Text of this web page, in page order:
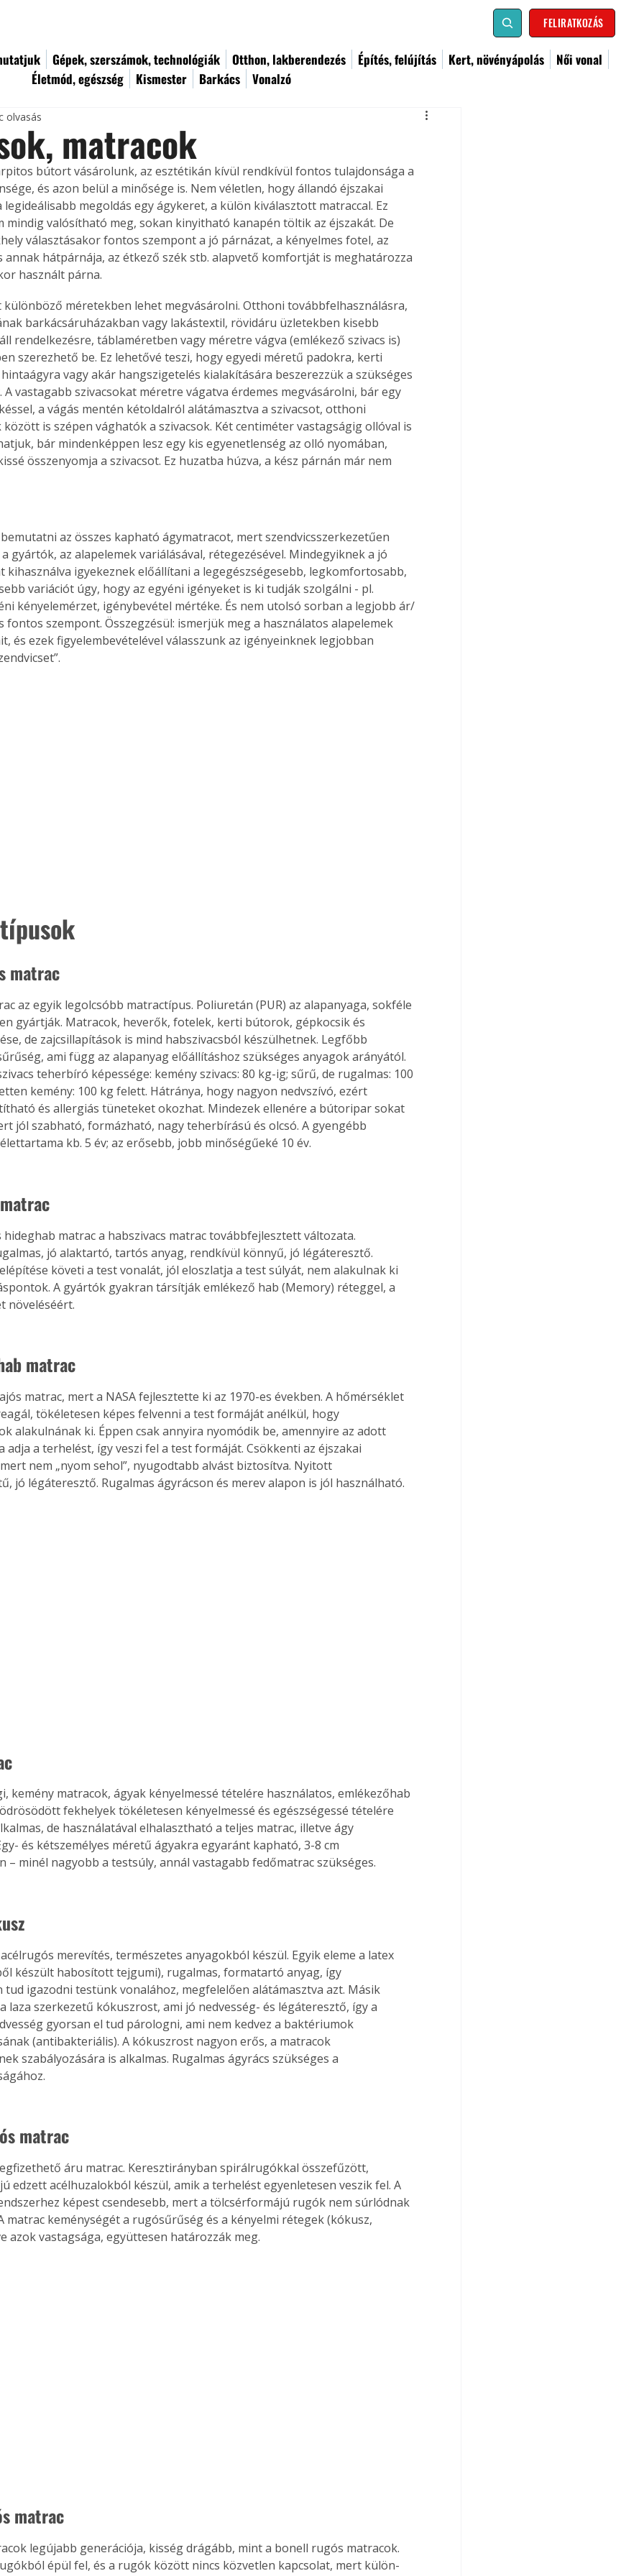
FELIRATKOZÁS
Gépek, szerszámok, technológiák Otthon, lakberendezés Építés, felújítás Kert, növényápolás
Női vonal
Életmód, egészség
Kismester Barkács Vonalzó
Old
új,
egyedi
Együtt jobban megéri!
könyvek tetszőleges
párosítással kedvezményes
áron, 0 Ft postaköltséggel
megrendelhetők!
Gyógyító növények: a
természet kincsei az
matracok
olvasás
bútort vásárolunk, az esztétikán kívül rendkívül fontos tulajdonsága a
és azon belül a minősége is. Nem véletlen, hogy állandó éjszakai
legideálisabb megoldás egy ágykeret, a külön kiválasztott matraccal. Ez
mindig valósítható meg, sokan kinyitható kanapén töltik az éjszakát. De
választásakor fontos szempont a jó párnázat, a kényelmes fotel, az
annak hátpárnája, az étkező szék stb. alapvető komfortját is meghatározza
használt párna.
különböző méretekben lehet megvásárolni. Otthoni továbbfelhasználásra,
barkácsáruházakban vagy lakástextil, rövidáru üzletekben kisebb
rendelkezésre, táblaméretben vagy méretre vágva (emlékező szivacs is)
szerezhető be. Ez lehetővé teszi, hogy egyedi méretű padokra, kerti
vagy akár hangszigetelés kialakítására beszerezzük a szükséges
A vastagabb szivacsokat méretre vágatva érdemes megvásárolni, bár egy
a vágás mentén kétoldalról alátámasztva a szivacsot, otthoni
is szépen vághatók a szivacsok. Két centiméter vastagságig ollóval is
bár mindenképpen lesz egy kis egyenetlenség az olló nyomában,
összenyomja a szivacsot. Ez huzatba húzva, a kész párnán már nem
az összes kapható ágymatracot, mert szendvicsszerkezetűen
gyártók, az alapelemek variálásával, rétegezésével. Mindegyiknek a jó
kihasználva igyekeznek előállítani a legegészségesebb, legkomfortosabb,
variációt úgy, hogy az egyéni igényeket is ki tudják szolgálni - pl.
kényelemérzet, igénybevétel mértéke. És nem utolsó sorban a legjobb ár/
fontos szempont. Összegzésül: ismerjük meg a használatos alapelemek
és ezek figyelembevételével válasszunk az igényeinknek legjobban
matrac
az egyik legolcsóbb matractípus. Poliuretán (PUR) az alapanyaga, sokféle
gyártják. Matracok, heverők, fotelek, kerti bútorok, gépkocsik és
de zajcsillapítások is mind habszivacsból készülhetnek. Legfőbb
ami függ az alapanyag előállításhoz szükséges anyagok arányától.
teherbíró képessége: kemény szivacs: 80 kg-ig; sűrű, de rugalmas: 100
kemény: 100 kg felett. Hátránya, hogy nagyon nedvszívó, ezért
és allergiás tüneteket okozhat. Mindezek ellenére a bútoripar sokat
jól szabható, formázható, nagy teherbírású és olcsó. A gyengébb
kb. 5 év; az erősebb, jobb minőségűeké 10 év.
hideghab matrac a habszivacs matrac továbbfejlesztett változata.
jó alaktartó, tartós anyag, rendkívül könnyű, jó légáteresztő.
követi a test vonalát, jól eloszlatja a test súlyát, nem alakulnak ki
A gyártók gyakran társítják emlékező hab (Memory) réteggel, a
növeléséért.
matrac
matrac, mert a NASA fejlesztette ki az 1970-es években. A hőmérséklet
tökéletesen képes felvenni a test formáját anélkül, hogy
alakulnának ki. Éppen csak annyira nyomódik be, amennyire az adott
adja a terhelést, így veszi fel a test formáját. Csökkenti az éjszakai
nem „nyom sehol”, nyugodtabb alvást biztosítva. Nyitott
jó légáteresztő. Rugalmas ágyrácson és merev alapon is jól használható.
kemény matracok, ágyak kényelmessé tételére használatos, emlékezőhab
fekhelyek tökéletesen kényelmessé és egészségessé tételére
de használatával elhalasztható a teljes matrac, illetve ágy
és kétszemélyes méretű ágyakra egyaránt kapható, 3-8 cm
– minél nagyobb a testsúly, annál vastagabb fedőmatrac szükséges.
merevítés, természetes anyagokból készül. Egyik eleme a latex
készült habosított tejgumi), rugalmas, formatartó anyag, így
tud igazodni testünk vonalához, megfelelően alátámasztva azt. Másik
laza szerkezetű kókuszrost, ami jó nedvesség- és légáteresztő, így a
gyorsan el tud párologni, ami nem kedvez a baktériumok
(antibakteriális). A kókuszrost nagyon erős, a matracok
szabályozására is alkalmas. Rugalmas ágyrács szükséges a
matrac
áru matrac. Keresztirányban spirálrugókkal összefűzött,
edzett acélhuzalokból készül, amik a terhelést egyenletesen veszik fel. A
képest csendesebb, mert a tölcsérformájú rugók nem súrlódnak
matrac keménységét a rugósűrűség és a kényelmi rétegek (kókusz,
azok vastagsága, együttesen határozzák meg.
matrac
legújabb generációja, kisség drágább, mint a bonell rugós matracok.
épül fel, és a rugók között nincs közvetlen kapcsolat, mert külön-